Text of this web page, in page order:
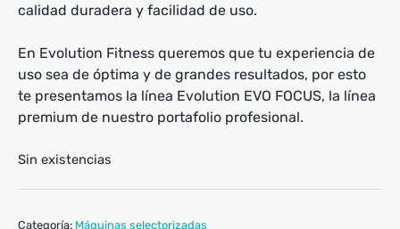
calidad duradera y facilidad de uso.
En Evolution Fitness queremos que tu experiencia de
uso sea de óptima y de grandes resultados, por esto
te presentamos la línea Evolution EVO FOCUS, la línea
premium de nuestro portafolio profesional.
Sin existencias
Categoría: Máquinas selectorizadas